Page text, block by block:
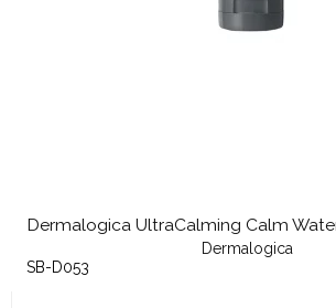
Dermalogica UltraCalming Calm
Dermalogica
SB-D053